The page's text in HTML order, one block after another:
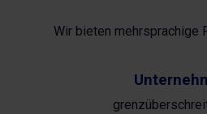
Wir bieten mehrsprachige